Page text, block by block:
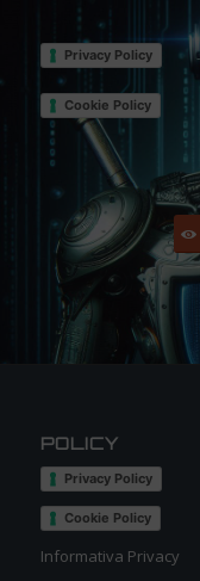
Privacy Policy
Cookie Policy
POLICY
Privacy Policy
Cookie Policy
Informativa Privacy